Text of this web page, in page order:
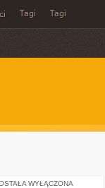
Tagi Tagi
WYŁĄCZONA